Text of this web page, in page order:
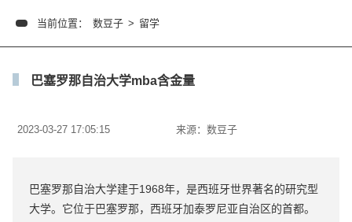
当前位置： 数豆子 > 留学
巴塞罗那自治大学mba含金量
2023-03-27 17:05:15 来源： 数豆子
巴塞罗那自治大学建于1968年，是西班牙世界著名的研究型
大学。它位于巴塞罗那，西班牙加泰罗尼亚自治区的首都。